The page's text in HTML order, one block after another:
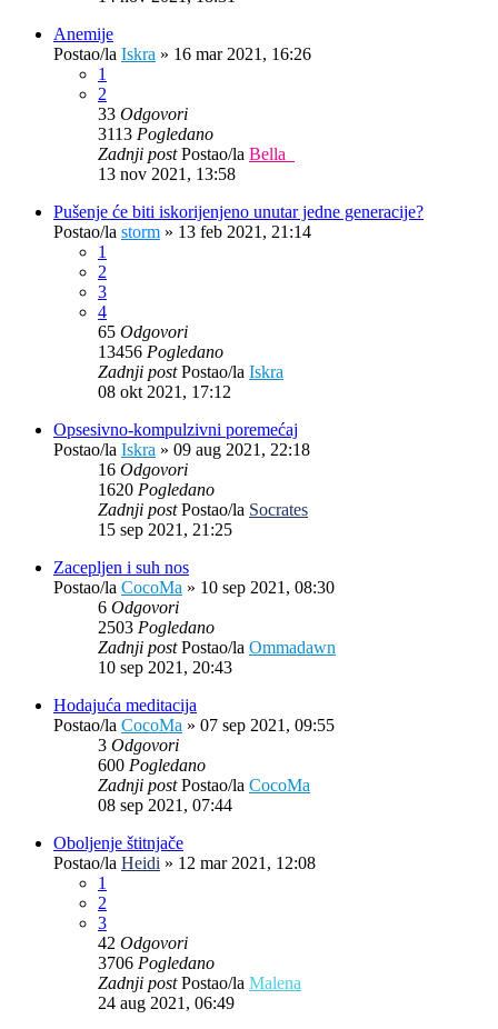
Anemije
Postao/la Iskra » 16 mar 2021, 16:26
1
2
33 Odgovori
3113 Pogledano
Zadnji postPostao/la Bella_
13 nov 2021, 13:58
Pušenje će biti iskorijenjeno unutar jedne generacije?
Postao/la storm » 13 feb 2021, 21:14
1
2
3
4
65 Odgovori
13456 Pogledano
Zadnji postPostao/la Iskra
08 okt 2021, 17:12
Opsesivno-kompulzivni poremećaj
Postao/la Iskra » 09 aug 2021, 22:18
16 Odgovori
1620 Pogledano
Zadnji postPostao/la Socrates
15 sep 2021, 21:25
Zacepljen i suh nos
Postao/la CocoMa » 10 sep 2021, 08:30
6 Odgovori
2503 Pogledano
Zadnji postPostao/la Ommadawn
10 sep 2021, 20:43
Hodajuća meditacija
Postao/la CocoMa » 07 sep 2021, 09:55
3 Odgovori
600 Pogledano
Zadnji postPostao/la CocoMa
08 sep 2021, 07:44
Oboljenje štitnjače
Postao/la Heidi » 12 mar 2021, 12:08
1
2
3
42 Odgovori
3706 Pogledano
Zadnji postPostao/la Malena
24 aug 2021, 06:49